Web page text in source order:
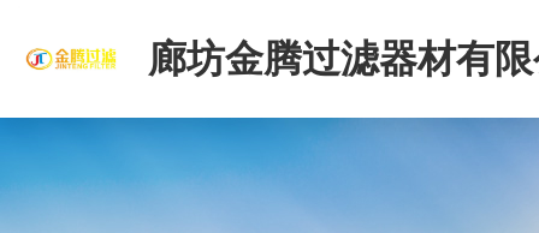
廊坊金腾过滤器材有